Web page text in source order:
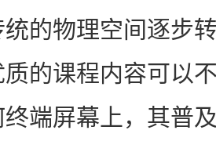
统的物理空间逐步
的课程内容可以
终端屏幕上，其普